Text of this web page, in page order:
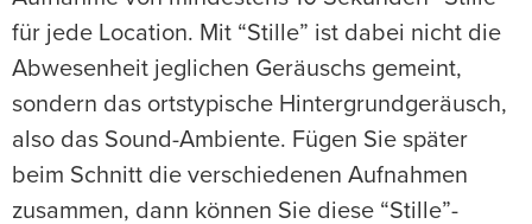
für jede Location. Mit “Stille” ist dabei nicht die
Abwesenheit jeglichen Geräuschs gemeint,
sondern das ortstypische Hintergrundgeräusch,
also das Sound-Ambiente. Fügen Sie später
beim Schnitt die verschiedenen Aufnahmen
zusammen, dann können Sie diese “Stille”-